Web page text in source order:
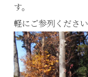
す。
軽にご参列くださ